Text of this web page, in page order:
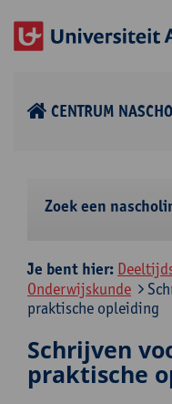
CENTRUM
Zoek een
Je bent hier:
Onderwijskunde
praktische opleiding
Schrijven
praktische